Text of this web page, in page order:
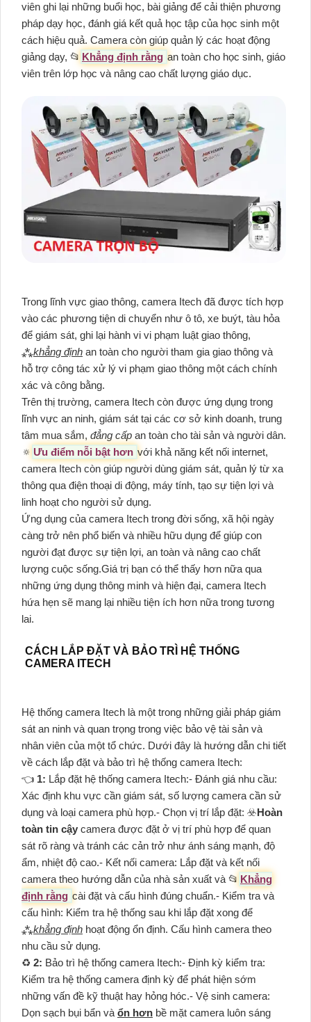
viên ghi lại những buổi học, bài giảng để cải thiện phương
pháp dạy học, đánh giá kết quả học tập của học sinh một
cách hiệu quả. Camera còn giúp quản lý các hoạt động
giảng dạy, 📂 Khẳng định rằng an toàn cho học sinh, giáo
viên trên lớp học và nâng cao chất lượng giáo dục.
Trong lĩnh vực giao thông, camera Itech đã được tích hợp
vào các phương tiện di chuyển như ô tô, xe buýt, tàu hỏa
để giám sát, ghi lại hành vi vi phạm luật giao thông,
⁂khẳng định an toàn cho người tham gia giao thông và
hỗ trợ công tác xử lý vi phạm giao thông một cách chính
xác và công bằng.
Trên thị trường, camera Itech còn được ứng dụng trong
lĩnh vực an ninh, giám sát tại các cơ sở kinh doanh, trung
tâm mua sắm, đẳng cấp an toàn cho tài sản và người dân.
🔅 Ưu điểm nỗi bật hơn với khả năng kết nối internet,
camera Itech còn giúp người dùng giám sát, quản lý từ xa
thông qua điện thoại di động, máy tính, tạo sự tiện lợi và
linh hoạt cho người sử dụng.
Ứng dụng của camera Itech trong đời sống, xã hội ngày
càng trở nên phổ biến và nhiều hữu dụng để giúp con
người đạt được sự tiện lợi, an toàn và nâng cao chất
lượng cuộc sống.Giá trị bạn có thể thấy hơn nữa qua
những ứng dụng thông minh và hiện đại, camera Itech
hứa hẹn sẽ mang lại nhiều tiện ích hơn nữa trong tương
lai.
CÁCH LẮP ĐẶT VÀ BẢO TRÌ HỆ THỐNG
CAMERA ITECH
Hệ thống camera Itech là một trong những giải pháp giám
sát an ninh và quan trọng trong việc bảo vệ tài sản và
nhân viên của một tổ chức. Dưới đây là hướng dẫn chi tiết
về cách lắp đặt và bảo trì hệ thống camera Itech:
👈 1: Lắp đặt hệ thống camera Itech:- Đánh giá nhu cầu:
Xác định khu vực cần giám sát, số lượng camera cần sử
dụng và loại camera phù hợp.- Chọn vị trí lắp đặt: ☣️Hoàn
toàn tin cậy camera được đặt ở vị trí phù hợp để quan
sát rõ ràng và tránh các cản trở như ánh sáng mạnh, độ
ẩm, nhiệt độ cao.- Kết nối camera: Lắp đặt và kết nối
camera theo hướng dẫn của nhà sản xuất và 📂 Khẳng
định rằng cài đặt và cấu hình đúng chuẩn.- Kiểm tra và
cấu hình: Kiểm tra hệ thống sau khi lắp đặt xong để
⁂khẳng định hoạt động ổn định. Cấu hình camera theo
nhu cầu sử dụng.
♻️ 2: Bảo trì hệ thống camera Itech:- Định kỳ kiểm tra:
Kiểm tra hệ thống camera định kỳ để phát hiện sớm
những vấn đề kỹ thuật hay hỏng hóc.- Vệ sinh camera:
Dọn sạch bụi bẩn và ổn hơn bề mặt camera luôn sáng